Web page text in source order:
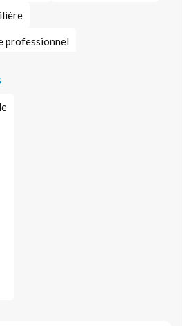
professionnel